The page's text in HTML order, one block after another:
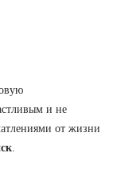
и не
от жизни